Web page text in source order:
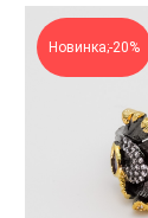
Новинка;-20%